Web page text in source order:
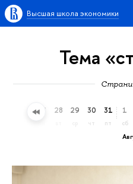
Высшая школа экономики
Тема
27 28 29 30
чт
31
пт
1
сб